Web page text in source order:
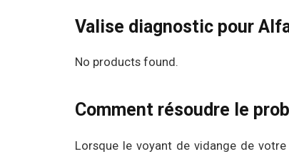
Valise diagnostic pour
No products found.
Comment résoudre le
Lorsque le voyant de vidange de